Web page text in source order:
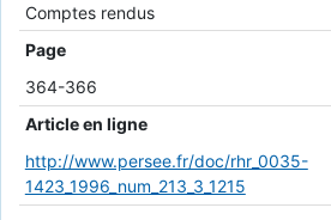
Comptes rendus
Page
364-366
Article en ligne
http://www.persee.fr/doc/rhr_0035-
1423_1996_num_213_3_1215